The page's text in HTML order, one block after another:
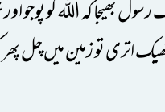
کہ اللہ کو پوجو
اتری تو زمین میں چل پھر